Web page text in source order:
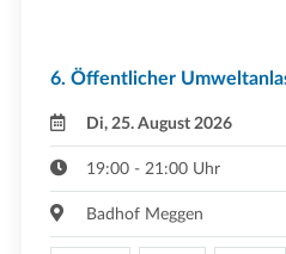
6. Öffentlicher
Di, 25. August 2026
19:00 - 21:00 Uhr
Badhof Meggen